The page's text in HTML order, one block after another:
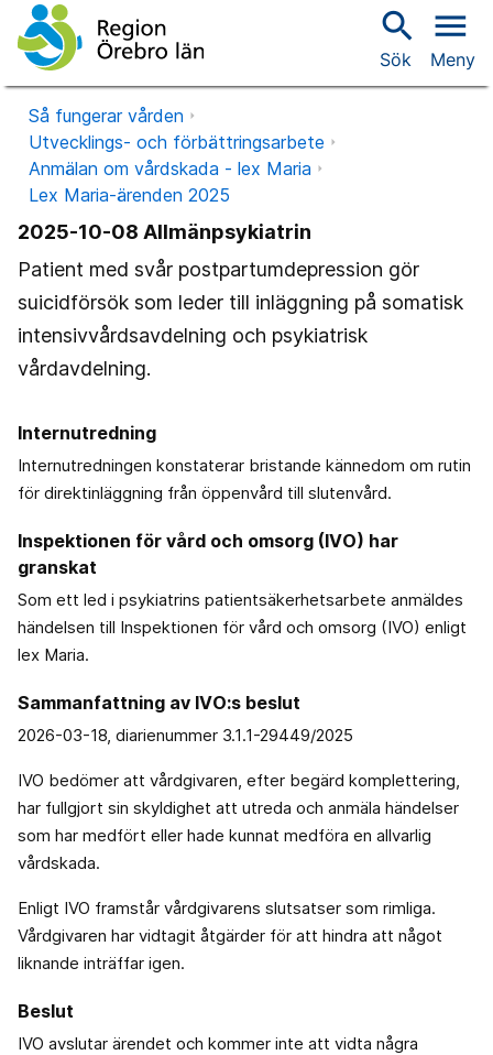
search
Sök
menu
Meny
Så fungerar vården
Utvecklings- och förbättringsarbete
Anmälan om vårdskada - lex Maria
Lex Maria-ärenden 2025
2025-10-08 Allmänpsykiatrin
Patient med svår postpartumdepression gör
suicidförsök som leder till inläggning på somatisk
intensivvårdsavdelning och psykiatrisk
vårdavdelning.
Internutredning
Internutredningen konstaterar bristande kännedom om rutin
för direktinläggning från öppenvård till slutenvård.
Inspektionen för vård och omsorg (IVO) har
granskat
Som ett led i psykiatrins patientsäkerhetsarbete anmäldes
händelsen till Inspektionen för vård och omsorg (IVO) enligt
lex Maria.
Sammanfattning av IVO:s beslut
2026-03-18, diarienummer 3.1.1-29449/2025
IVO bedömer att vårdgivaren, efter begärd komplettering,
har fullgjort sin skyldighet att utreda och anmäla händelser
som har medfört eller hade kunnat medföra en allvarlig
vårdskada.
Enligt IVO framstår vårdgivarens slutsatser som rimliga.
Vårdgivaren har vidtagit åtgärder för att hindra att något
liknande inträffar igen.
Beslut
IVO avslutar ärendet och kommer inte att vidta några